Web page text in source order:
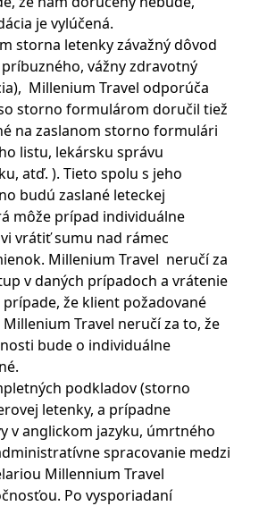
je vylúčená.
storna letenky závažný dôvod
vážny zdravotný
Millenium Travel odporúča
storno formulárom doručil tiež
na zaslanom storno formulári
listu, lekársku správu
atď. ). Tieto spolu s jeho
budú zaslané leteckej
môže prípad individuálne
vrátiť sumu nad rámec
Millenium Travel neručí za
v daných prípadoch a vrátenie
prípade, že klient požadované
Travel neručí za to, že
bude o individuálne
podkladov (storno
letenky, a prípadne
v anglickom jazyku, úmrtného
spracovanie medzi
Millennium Travel
Po vysporiadaní